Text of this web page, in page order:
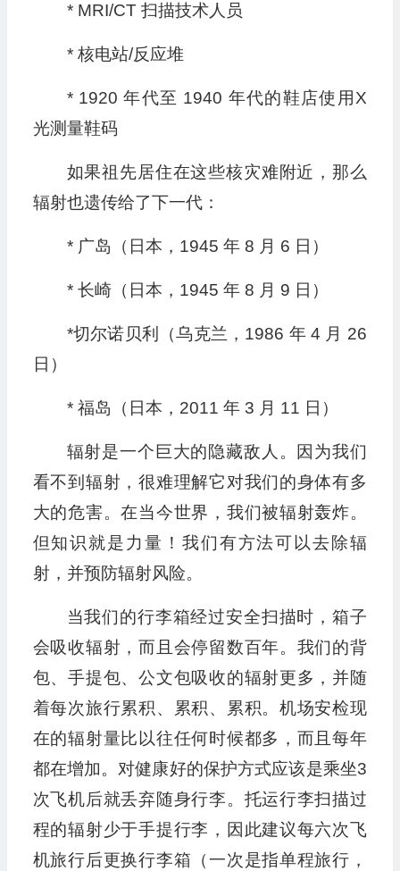
* MRI/CT 扫描技术人员
* 核电站/反应堆
* 1920 年代至 1940 年代的鞋店使用X
光测量鞋码
如果祖先居住在这些核灾难附近，那么
辐射也遗传给了下一代：
* 广岛（日本，1945 年 8 月 6 日）
* 长崎（日本，1945 年 8 月 9 日）
*切尔诺贝利（乌克兰，1986 年 4 月 26
日）
* 福岛（日本，2011 年 3 月 11 日）
辐射是一个巨大的隐藏敌人。因为我们
看不到辐射，很难理解它对我们的身体有多
大的危害。在当今世界，我们被辐射轰炸。
但知识就是力量！我们有方法可以去除辐
射，并预防辐射风险。
当我们的行李箱经过安全扫描时，箱子
会吸收辐射，而且会停留数百年。我们的背
包、手提包、公文包吸收的辐射更多，并随
着每次旅行累积、累积、累积。机场安检现
在的辐射量比以往任何时候都多，而且每年
都在增加。对健康好的保护方式应该是乘坐3
次飞机后就丢弃随身行李。托运行李扫描过
程的辐射少于手提行李，因此建议每六次飞
机旅行后更换行李箱（一次是指单程旅行，